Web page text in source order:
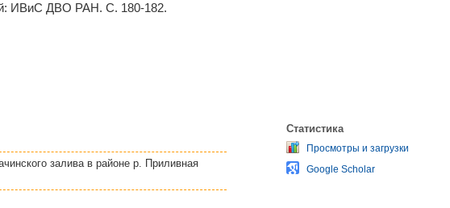
ИВиС ДВО РАН. С. 180-182.
залива в районе р. Приливная
Статистика
Просмотры и загрузки
Google Scholar